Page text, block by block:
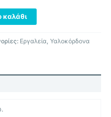
καλάθι
Εργαλεία, Υαλοκόρδονα